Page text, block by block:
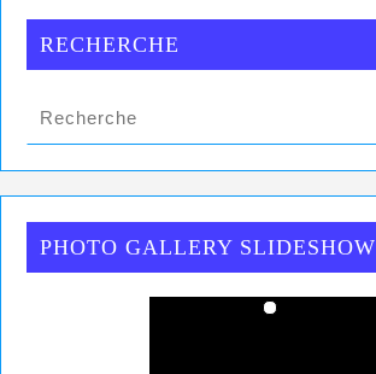
RECHERCHE
PHOTO GALLERY SLIDESHOW